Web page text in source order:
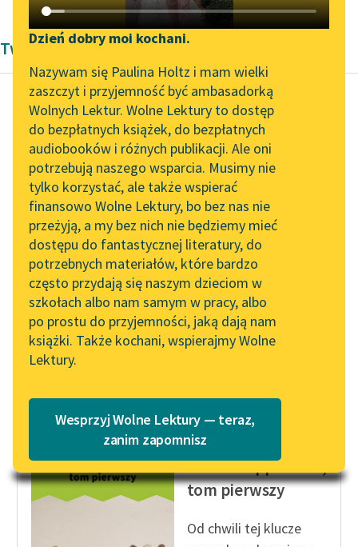
Katalog DAISY
Podkasty o książkach
Zgłoś brak utworu
Aktualności
„Prokurator Alicja Horn”
do słuchania
Byliśmy częścią AI Impact
Lab
Zapraszamy na spotkanie
online z tłumaczkami
literatury skandynawskiej
Spotkanie z Katarzyną
Tunkiel w Oslo
102. lata temu zmarł
Joseph Conrad
Lektury szkolne i klasyka
literatury do słuchania dla
uczennic i uczniów z
niepełnosprawnościami
Narzędzia
Mapa Wolnych Lektur
Leśmianator
Przewodnik dla piszących i
czytających
API
OAI-PMH
Widget Wolnych Lektur
Przypisy
Katalog w formacie PDF
Dzień dobry moi kochani.
Nazywam się Paulina Holtz i mam wielki
zaszczyt i przyjemność być ambasadorką
Wolnych Lektur. Wolne Lektury to dostęp
do bezpłatnych książek, do bezpłatnych
audiobooków i różnych publikacji. Ale oni
potrzebują naszego wsparcia. Musimy nie
tylko korzystać, ale także wspierać
finansowo Wolne Lektury, bo bez nas nie
przeżyją, a my bez nich nie będziemy mieć
dostępu do fantastycznej literatury, do
potrzebnych materiałów, które bardzo
często przydają się naszym dzieciom w
szkołach albo nam samym w pracy, albo
po prostu do przyjemności, jaką dają nam
książki. Także kochani, wspierajmy Wolne
Lektury.
Wesprzyj Wolne Lektury — teraz,
zanim zapomnisz
Twórczość Pozytywizm
Charles Dickens
Dawid Copperfield,
tom pierwszy
— Kochanie — rzekła,
rozwiązując drżącą
ręką wstążki
kapelusza, po czym
jednym tchem
dorzuciła — A gdyby
tak...
Charles Dickens
Dawid Copperfield,
tom pierwszy
Od chwili tej klucze